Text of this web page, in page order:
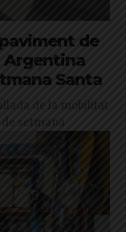
de
Argentina
Santa
de la mobilitat
setmana